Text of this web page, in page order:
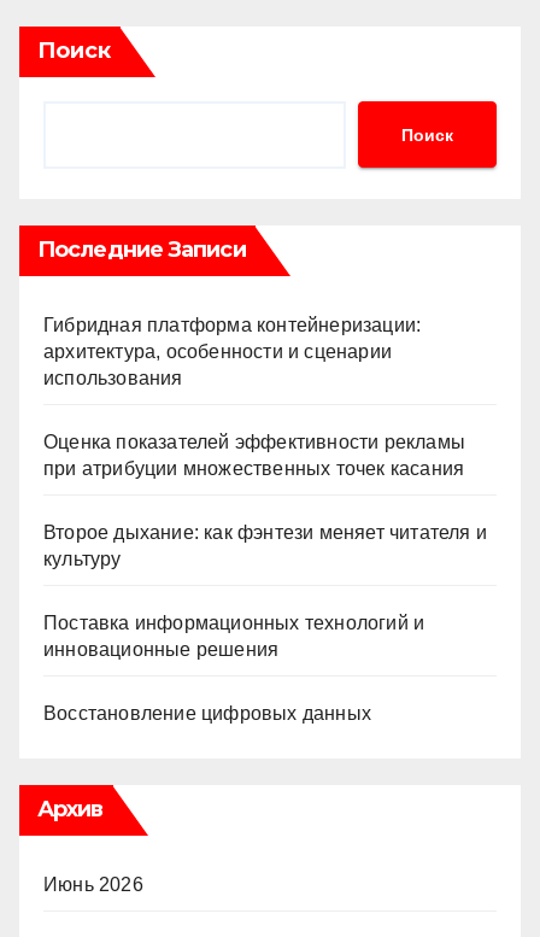
Поиск
Поиск
Последние Записи
Гибридная платформа контейнеризации:
архитектура, особенности и сценарии
использования
Оценка показателей эффективности рекламы
при атрибуции множественных точек касания
Второе дыхание: как фэнтези меняет читателя и
культуру
Поставка информационных технологий и
инновационные решения
Восстановление цифровых данных
Архив
Июнь 2026